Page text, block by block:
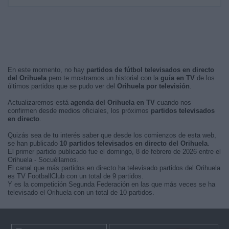
En este momento, no hay partidos de fútbol televisados en directo
del Orihuela pero te mostramos un historial con la guía en TV de los
últimos partidos que se pudo ver del Orihuela por televisión.
Actualizaremos está agenda del Orihuela en TV cuando nos
confirmen desde medios oficiales, los próximos partidos televisados
en directo.
Quizás sea de tu interés saber que desde los comienzos de esta web,
se han publicado 10 partidos televisados en directo del Orihuela.
El primer partido publicado fue el domingo, 8 de febrero de 2026 entre el
Orihuela - Socuéllamos.
El canal que más partidos en directo ha televisado partidos del Orihuela
es TV FootballClub con un total de 9 partidos.
Y es la competición Segunda Federación en las que más veces se ha
televisado el Orihuela con un total de 10 partidos.